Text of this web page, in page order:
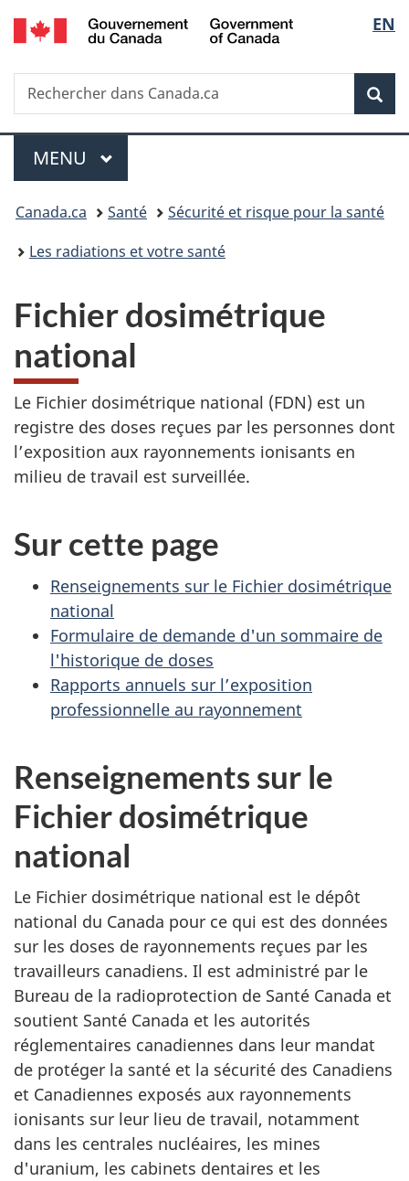
Passer
au
principal
Passer
à
Au
du
Passer
à
version
simplifiée
de
la
EN
Recherche
Rechercher
dans
Menu
MENU PRINCIPAL
Vous
êtes
Canada.ca Santé
Sécurité et risque pour la santé
Les radiations et votre santé
Fichier dosimétrique
national
Le Fichier dosimétrique national (FDN) est un
registre des doses reçues par les personnes dont
l’exposition aux rayonnements ionisants en
milieu de travail est surveillée.
Sur cette page
Renseignements sur le Fichier dosimétrique
national
Formulaire de demande d'un sommaire de
l'historique de doses
Rapports annuels sur l’exposition
professionnelle au rayonnement
Renseignements sur le
Fichier dosimétrique
national
Le Fichier dosimétrique national est le dépôt
national du Canada pour ce qui est des données
sur les doses de rayonnements reçues par les
travailleurs canadiens. Il est administré par le
Bureau de la radioprotection de Santé Canada et
soutient Santé Canada et les autorités
réglementaires canadiennes dans leur mandat
de protéger la santé et la sécurité des Canadiens
et Canadiennes exposés aux rayonnements
ionisants sur leur lieu de travail, notamment
dans les centrales nucléaires, les mines
d'uranium, les cabinets dentaires et les